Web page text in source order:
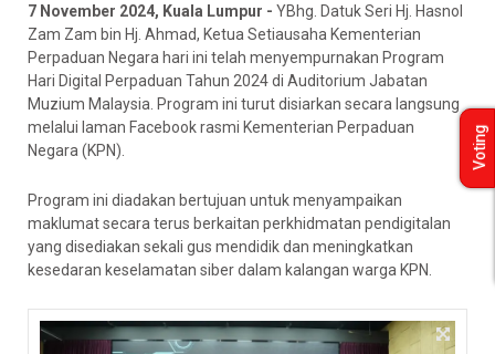
7 November 2024, Kuala Lumpur - YBhg. Datuk Seri Hj. Hasnol
Zam Zam bin Hj. Ahmad, Ketua Setiausaha Kementerian
Perpaduan Negara hari ini telah menyempurnakan Program
Hari Digital Perpaduan Tahun 2024 di Auditorium Jabatan
Muzium Malaysia. Program ini turut disiarkan secara langsung
melalui laman Facebook rasmi Kementerian Perpaduan
Negara (KPN).
Program ini diadakan bertujuan untuk menyampaikan
maklumat secara terus berkaitan perkhidmatan pendigitalan
yang disediakan sekali gus mendidik dan meningkatkan
kesedaran keselamatan siber dalam kalangan warga KPN.
Voting